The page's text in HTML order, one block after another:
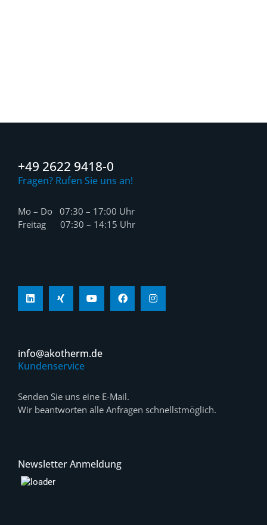
+49 2622 9418-0
Fragen? Rufen Sie uns an!
Mo – Do 07:30 – 17:00 Uhr
Freitag 07:30 – 14:15 Uhr
info@akotherm.de
Kundenservice
Senden Sie uns eine E-Mail.
Wir beantworten alle Anfragen schnellstmöglich.
Newsletter Anmeldung